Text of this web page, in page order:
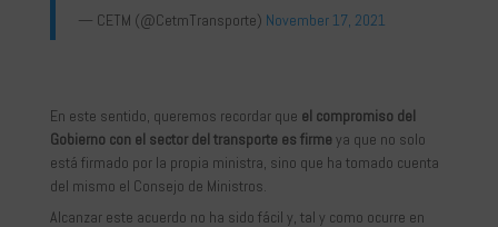
— CETM (@CetmTransporte) November 17, 2021
En este sentido, queremos recordar que el compromiso del
Gobierno con el sector del transporte es firme ya que no solo
está firmado por la propia ministra, sino que ha tomado cuenta
del mismo el Consejo de Ministros.
Alcanzar este acuerdo no ha sido fácil y, tal y como ocurre en